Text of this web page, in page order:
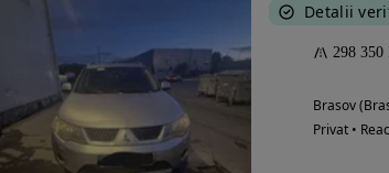
Detalii
298 350
Brasov
Privat •